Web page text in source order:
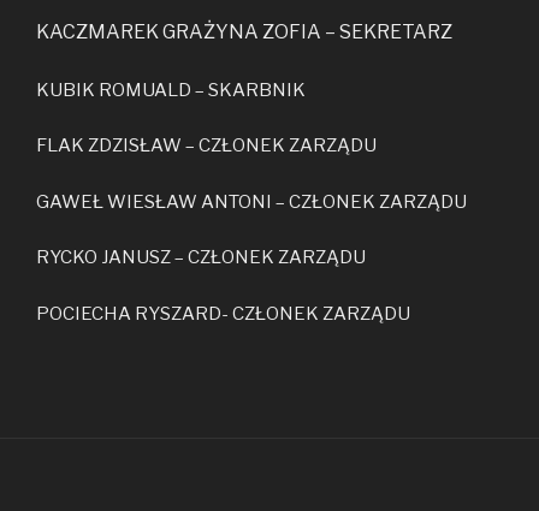
KACZMAREK GRAŻYNA ZOFIA – SEKRETARZ
KUBIK ROMUALD – SKARBNIK
FLAK ZDZISŁAW – CZŁONEK ZARZĄDU
GAWEŁ WIESŁAW ANTONI – CZŁONEK ZARZĄDU
RYCKO JANUSZ – CZŁONEK ZARZĄDU
POCIECHA RYSZARD- CZŁONEK ZARZĄDU